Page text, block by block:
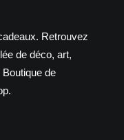
Retrouvez
de déco, art,
de